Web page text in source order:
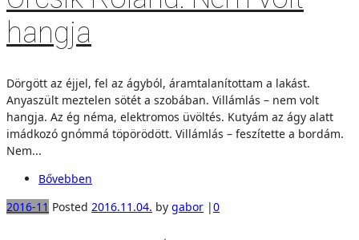
hangja
Dörgött az éjjel, fel az ágyból, áramtalanítottam a lakást.
Anyaszült meztelen sötét a szobában. Villámlás – nem volt
hangja. Az ég néma, elektromos üvöltés. Kutyám az ágy alatt
imádkozó gnómmá töpörödött. Villámlás – feszítette a bordám.
Nem...
Bővebben
2016-11 Posted 2016.11.04. by gabor |0